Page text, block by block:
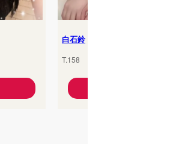
白石鈴(25)
T.158